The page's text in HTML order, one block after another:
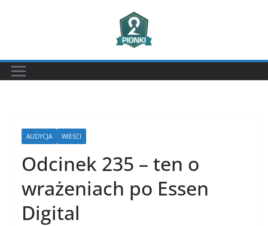
AUDYCJA WIEŚCI
Odcinek 235 – ten o
wrażeniach po Essen
Digital